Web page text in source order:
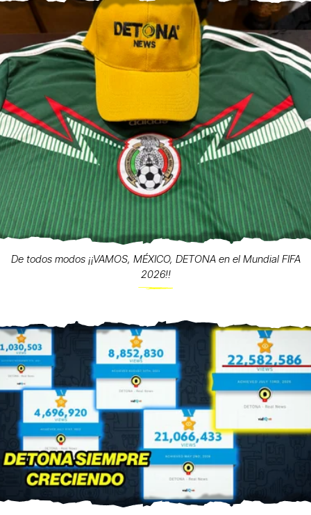
De todos modos ¡¡VAMOS, MÉXICO, DETONA en el Mundial FIFA
2026!!